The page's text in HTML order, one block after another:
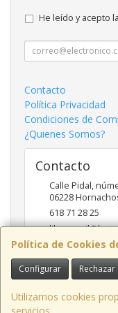
Política de Cookies
Configurar Rechazar
Utilizamos cookies
He leído y acepto la
Contacto
Política Privacidad
Condiciones de
¿Quienes Somos?
Contacto
Calle Pidal,
06228
618 71 28 25
Horario
De Lunes a Viernes